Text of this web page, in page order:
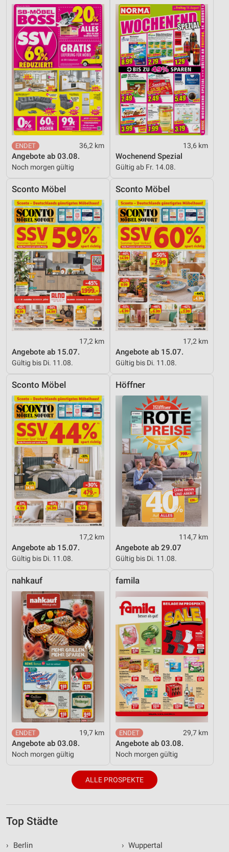
36,2 km
Angebote ab 03.08.
Noch morgen gültig
13,6 km
Wochenend Spezial
Gültig ab Fr. 14.08.
Sconto Möbel
17,2 km
Angebote ab 15.07.
Gültig bis Di. 11.08.
Sconto Möbel
17,2 km
Angebote ab 15.07.
Gültig bis Di. 11.08.
Sconto Möbel
17,2 km
Angebote ab 15.07.
Gültig bis Di. 11.08.
Höffner
114,7 km
Angebote ab 29.07
Gültig bis Di. 11.08.
nahkauf
19,7 km
Angebote ab 03.08.
Noch morgen gültig
famila
29,7 km
Angebote ab 03.08.
Noch morgen gültig
ALLE PROSPEKTE
Top Städte
›
Berlin
› Wuppertal